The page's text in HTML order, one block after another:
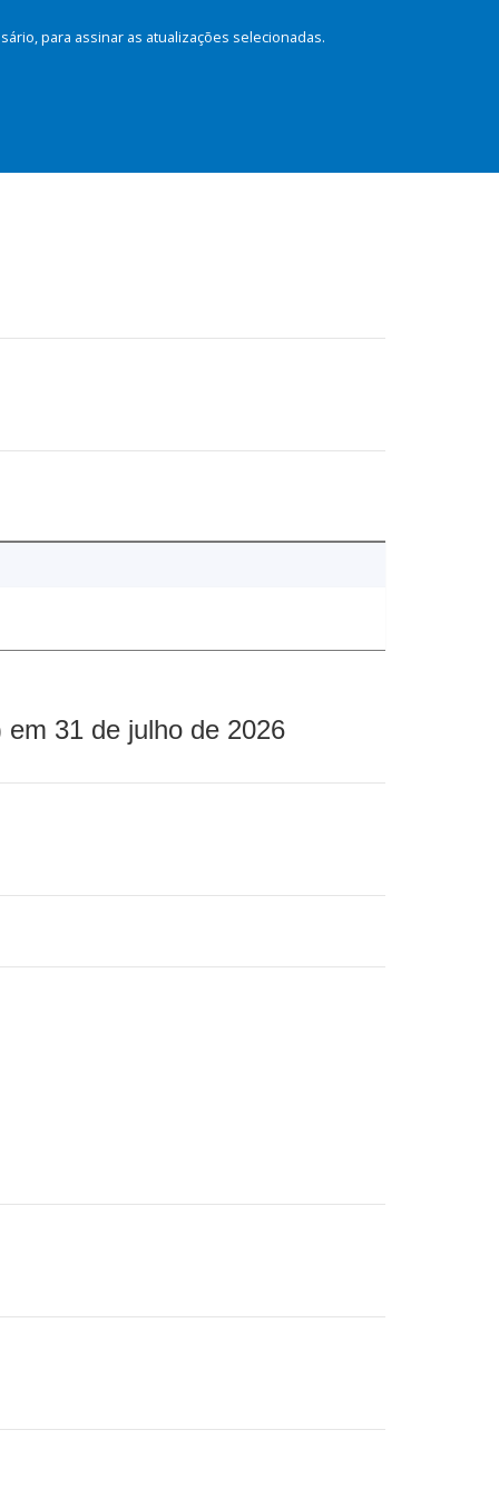
para assinar as atualizações selecionadas.
31 de julho de 2026